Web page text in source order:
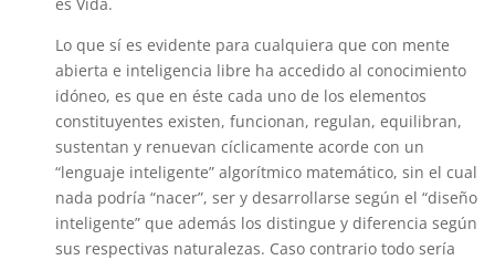
Lo que sí es evidente para cualquiera que con mente
abierta e inteligencia libre ha accedido al conocimiento
idóneo, es que en éste cada uno de los elementos
constituyentes existen, funcionan, regulan, equilibran,
sustentan y renuevan cíclicamente acorde con un
“lenguaje inteligente” algorítmico matemático, sin el cual
nada podría “nacer”, ser y desarrollarse según el “diseño
inteligente” que además los distingue y diferencia según
sus respectivas naturalezas. Caso contrario todo sería